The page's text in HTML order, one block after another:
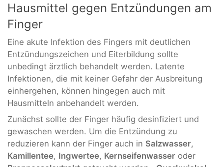
Hausmittel gegen Entzündungen am
Finger
Eine akute Infektion des Fingers mit deutlichen
Entzündungszeichen und Eiterbildung sollte
unbedingt ärztlich behandelt werden. Latente
Infektionen, die mit keiner Gefahr der Ausbreitung
einhergehen, können hingegen auch mit
Hausmitteln anbehandelt werden.
Zunächst sollte der Finger häufig desinfiziert und
gewaschen werden. Um die Entzündung zu
reduzieren kann der Finger auch in Salzwasser,
Kamillentee, Ingwertee, Kernseifenwasser oder